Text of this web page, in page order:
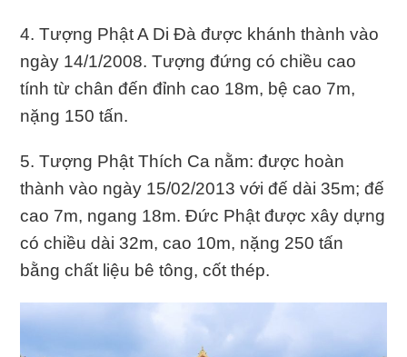
4. Tượng Phật A Di Đà được khánh thành vào
ngày 14/1/2008. Tượng đứng có chiều cao
tính từ chân đến đỉnh cao 18m, bệ cao 7m,
nặng 150 tấn.
5. Tượng Phật Thích Ca nằm: được hoàn
thành vào ngày 15/02/2013 với đế dài 35m; đế
cao 7m, ngang 18m. Đức Phật được xây dựng
có chiều dài 32m, cao 10m, nặng 250 tấn
bằng chất liệu bê tông, cốt thép.